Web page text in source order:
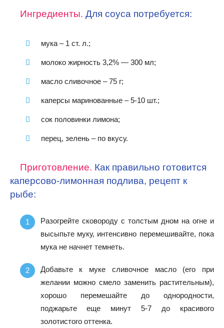
Ингредиенты. Для соуса потребуется:
мука – 1 ст. л.;
молоко жирность 3,2% — 300 мл;
масло сливочное – 75 г;
каперсы маринованные – 5-10 шт.;
сок половинки лимона;
перец, зелень – по вкусу.
Приготовление. Как правильно готовится
каперсово-лимонная подлива, рецепт к
рыбе:
Разогрейте сковороду с толстым дном на огне и
высыпьте муку, интенсивно перемешивайте, пока
мука не начнет темнеть.
Добавьте к муке сливочное масло (его при
желании можно смело заменить растительным),
хорошо перемешайте до однородности,
поджарьте еще минут 5-7 до красивого
золотистого оттенка.